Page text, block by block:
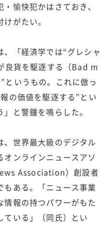
愉快犯かはさておき、
がたい。
「経済学では“グレシャ
良貨を駆逐する（Bad m
いうもの。これに倣っ
の価値を駆逐する”とい
と警鐘を鳴らした。
世界最大級のデジタル
ンラインニュースアソ
Association）創設者
もある。「ニュース事業
情報の持つパワーがもた
ている」（同氏）とい